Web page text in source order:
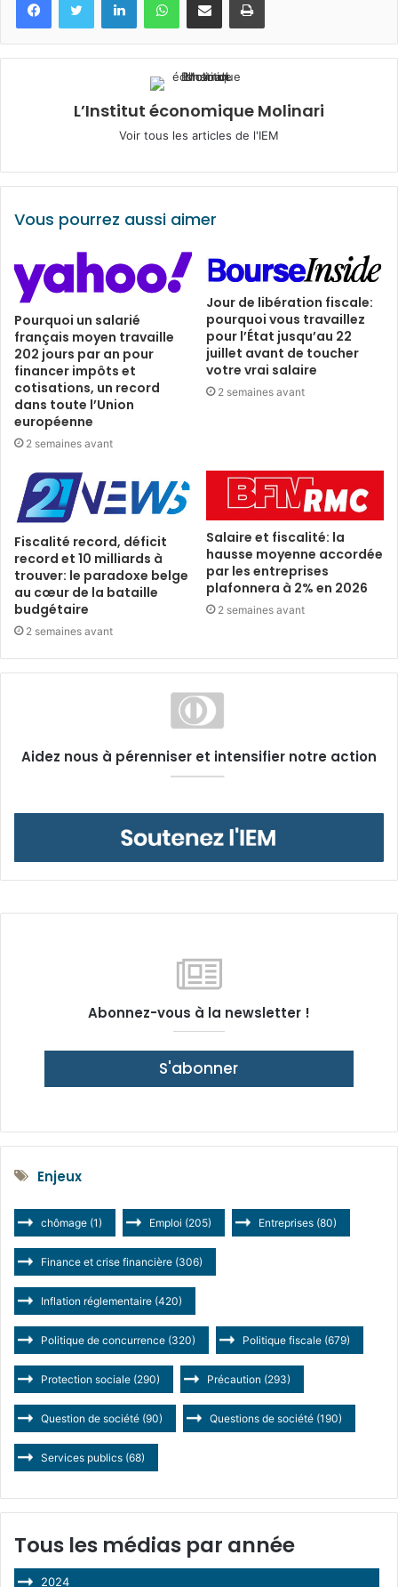
L’Institut économique Molinari
Voir tous les articles de l'IEM
Vous pourrez aussi aimer
Pourquoi un salarié
français moyen travaille
202 jours par an pour
financer impôts et
cotisations, un record
dans toute l’Union
européenne
2 semaines avant
Jour de libération fiscale:
pourquoi vous travaillez
pour l’État jusqu’au 22
juillet avant de toucher
votre vrai salaire
2 semaines avant
Fiscalité record, déficit
record et 10 milliards à
trouver: le paradoxe belge
au cœur de la bataille
budgétaire
2 semaines avant
Salaire et fiscalité: la
hausse moyenne accordée
par les entreprises
plafonnera à 2% en 2026
2 semaines avant
Aidez nous à pérenniser et intensifier notre action
Abonnez-vous à la newsletter !
S'abonner
Enjeux
chômage (1) Emploi (205) Entreprises (80)
Finance et crise financière (306)
Inflation réglementaire (420)
Politique de concurrence (320) Politique fiscale (679)
Protection sociale (290) Précaution (293)
Question de société (90) Questions de société (190)
Services publics (68)
Tous les médias par année
2024